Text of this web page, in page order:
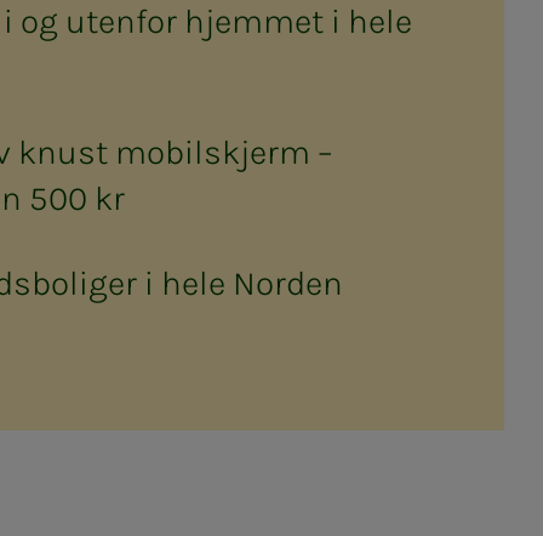
og utenfor hjemmet i hele
knust mobilskjerm –
500 kr
i hele Norden